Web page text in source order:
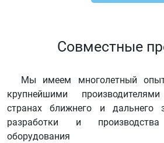
Совместные
Мы имеем многолетный
крупнейшими
странах ближнего и дальнего
разработки и производства
оборудования